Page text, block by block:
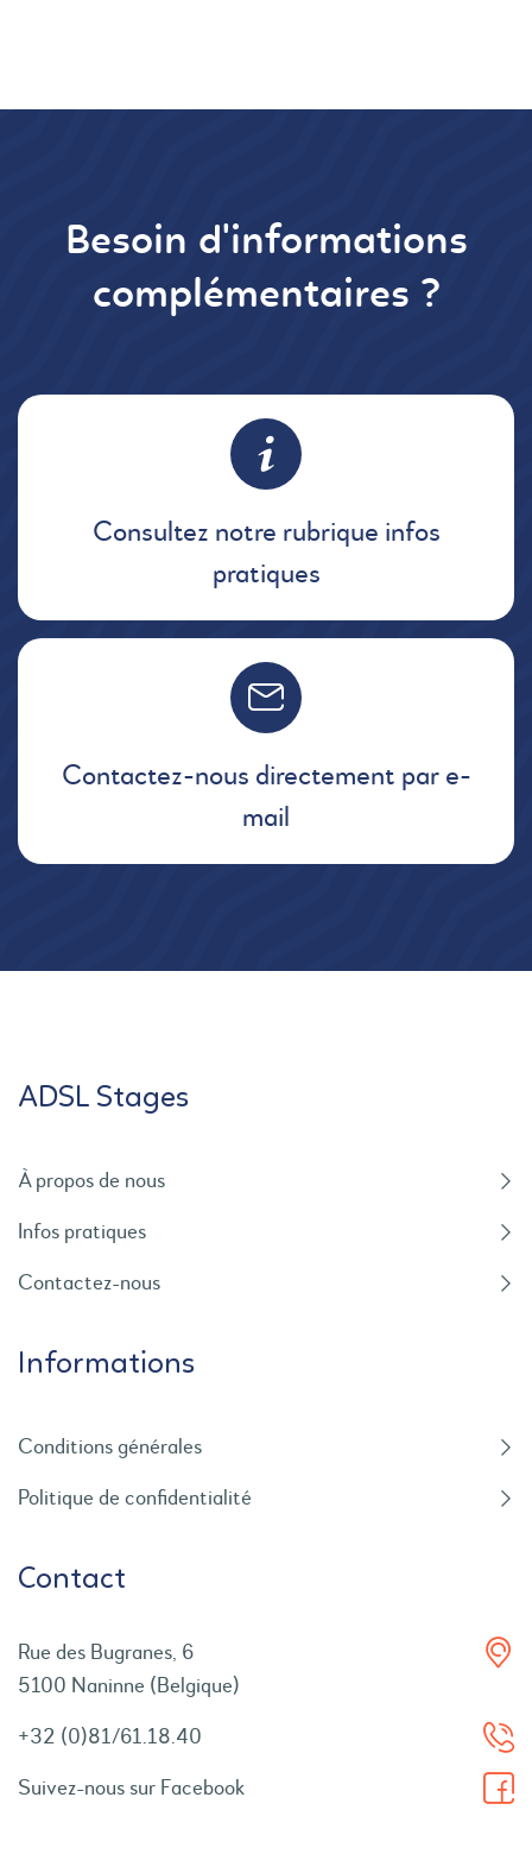
Besoin d'informations
complémentaires ?
Consultez notre rubrique infos
pratiques
Contactez-nous directement par e-
mail
ADSL Stages
À propos de nous
Infos pratiques
Contactez-nous
Informations
Conditions générales
Politique de confidentialité
Contact
Rue des Bugranes, 6
5100 Naninne (Belgique)
+32 (0)81/61.18.40
Suivez-nous sur Facebook